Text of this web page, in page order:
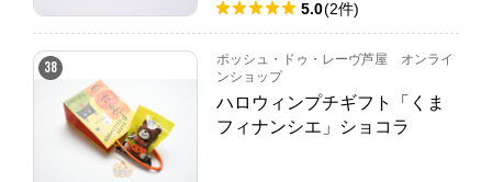
5.0(2件)
38
ポッシュ・ドゥ・レーヴ芦屋 オンライ
ンショップ
ハロウィンプチギフト「くま
フィナンシエ」ショコラ